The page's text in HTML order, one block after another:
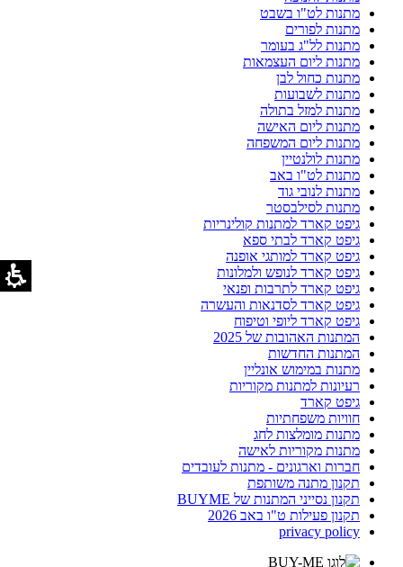
מתנות לט"ו בשבט
מתנות לפורים
מתנות לל"ג בעומר
מתנות ליום העצמאות
מתנות כחול לבן
מתנות לשבועות
מתנות למזל בתולה
מתנות ליום האישה
מתנות ליום המשפחה
מתנות לולנטיין
מתנות לט"ו באב
מתנות לנובי גוד
מתנות לסילבסטר
גיפט קארד למתנות קולינריות
גיפט קארד לבתי ספא
גיפט קארד למותגי אופנה
גיפט קארד לנופש ולמלונות
גיפט קארד לתרבות ופנאי
גיפט קארד לסדנאות והעשרה
גיפט קארד ליופי וטיפוח
המתנות האהובות של 2025
המתנות החדשות
מתנות במימוש אונליין
רעיונות למתנות מקוריות
גיפט קארד
חוויות משפחתיות
מתנות מומלצות לחג
מתנות מקוריות לאישה
חברות וארגונים - מתנות לעובדים
תקנון מתנה משותפת
תקנון נסייני המתנות של BUYME
תקנון פעילות ט"ו באב 2026
privacy policy